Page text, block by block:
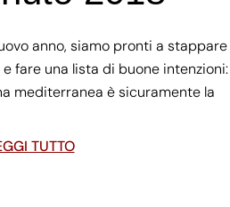
anno, siamo pronti a stappare
fare una lista di buone intenzioni:
mediterranea è sicuramente la
TUTTO